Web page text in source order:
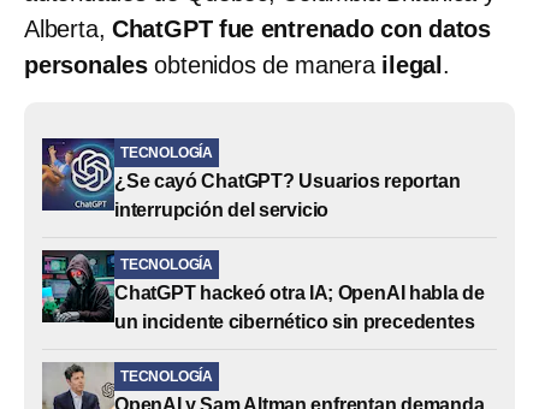
Alberta, ChatGPT fue entrenado con datos
personalesobtenidos de manera ilegal.
TECNOLOGÍA
¿Se cayó ChatGPT? Usuarios reportan
interrupción del servicio
TECNOLOGÍA
ChatGPT hackeó otra IA; OpenAI habla de
un incidente cibernético sin precedentes
TECNOLOGÍA
OpenAI y Sam Altman enfrentan demanda